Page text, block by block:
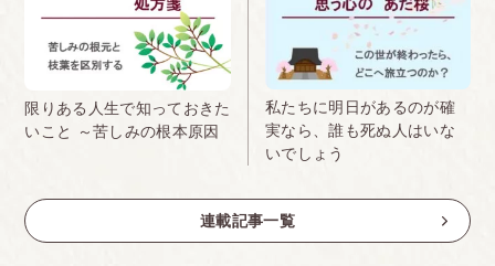
限りある人生で知っておきた
いこと ～苦しみの根本原因
私たちに明日があるのが確
実なら、誰も死ぬ人はいな
いでしょう
連載記事一覧